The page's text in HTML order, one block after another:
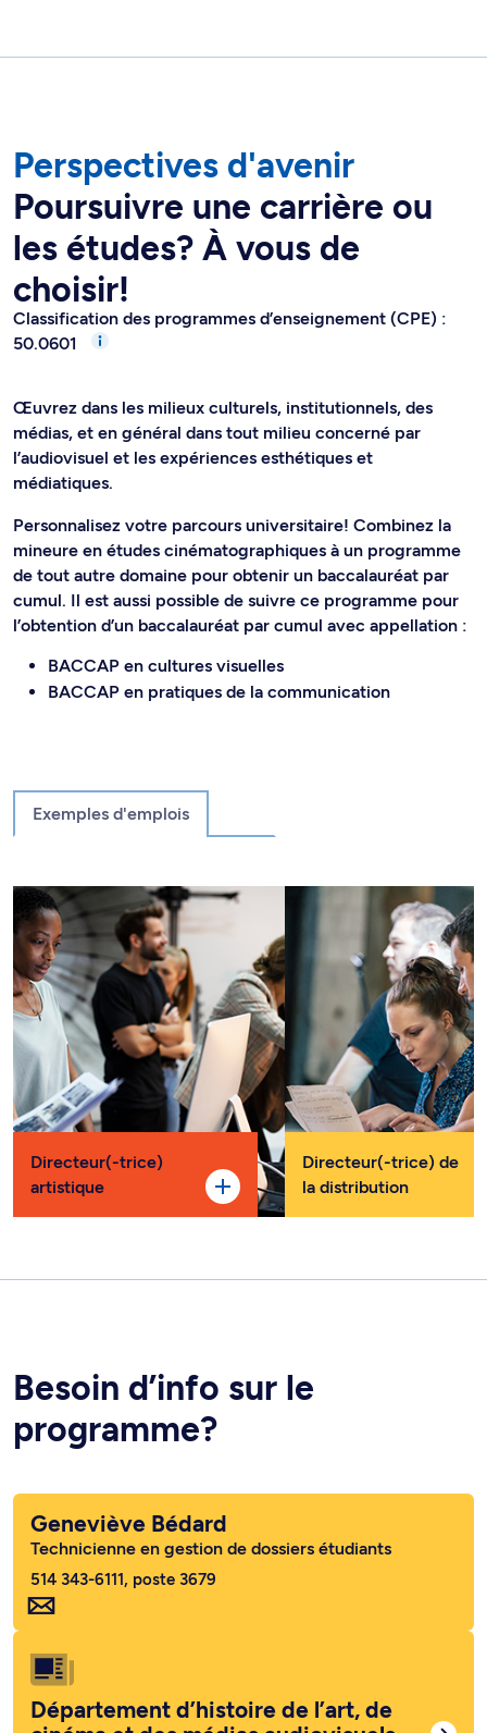
Perspectives d'avenir
Poursuivre une carrière ou
les études? À vous de
choisir!
Classification des programmes d’enseignement (CPE) :
50.0601
Œuvrez dans les milieux culturels, institutionnels, des
médias, et en général dans tout milieu concerné par
l’audiovisuel et les expériences esthétiques et
médiatiques.
Personnalisez votre parcours universitaire! Combinez la
mineure en études cinématographiques à un programme
de tout autre domaine pour obtenir un baccalauréat par
cumul. Il est aussi possible de suivre ce programme pour
l’obtention d’un baccalauréat par cumul avec appellation :
BACCAP en cultures visuelles
BACCAP en pratiques de la communication
Exemples d'emplois
Directeur(-trice)
artistique
Directeur(-trice) de
la distribution
Besoin d’info sur le
programme?
Geneviève Bédard
Technicienne en gestion de dossiers étudiants
514 343-6111, poste 3679
Département d’histoire de l’art, de